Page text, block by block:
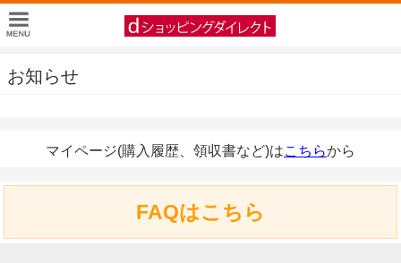
お知らせ
マイページ(購入履歴、領収書など)はこちらから
FAQはこちら